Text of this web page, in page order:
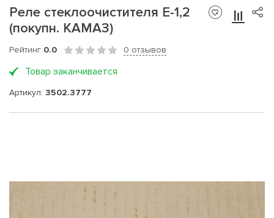
Реле стеклоочистителя Е-1,2
(покупн. КАМАЗ)
Рейтинг 0.0 0 отзывов
Товар заканчивается
Артикул: 3502.3777